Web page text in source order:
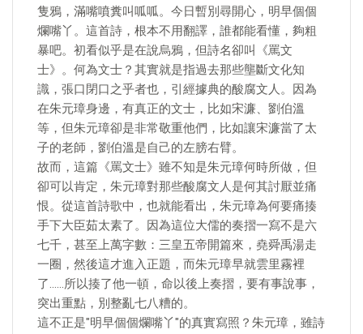
隻鴉，滿嘴噴糞叫呱呱。今日暫別尋開心，明早個個
爛嘴丫。這首詩，根本不用翻譯，誰都能看懂，夠粗
暴吧。初看似乎是在說烏鴉，但詩名卻叫《罵文
士》。何為文士？其實就是指過去那些壟斷文化知
識，張口閉口之乎者也，引經據典的酸腐文人。因為
在朱元璋身邊，有真正的文士，比如宋濂、劉伯溫
等，但朱元璋卻是非常敬重他們，比如讓宋濂當了太
子的老師，劉伯溫是自己的左膀右臂。
故而，這篇《罵文士》雖不知是朱元璋何時所做，但
卻可以肯定，朱元璋對那些酸腐文人是何其討厭並痛
恨。從這首詩歌中，也就能看出，朱元璋為何要痛揍
手下大臣茹太素了。因為這位大儒的奏摺一寫不是六
七千，甚至上萬字數：三皇五帝開篇來，堯舜禹湯走
一圈，然後這才進入正題，而朱元璋早就雲里霧裡
了……所以揍了他一頓，命以後上奏摺，要有事說事，
突出重點，別整亂七八糟的。
這不正是"明早個個爛嘴丫"的真實寫照？朱元璋，雖詩